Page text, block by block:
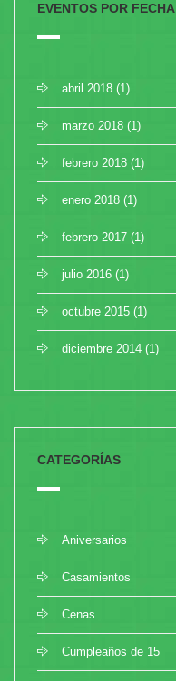
EVENTOS POR FECHA
abril 2018 (1)
marzo 2018 (1)
febrero 2018 (1)
enero 2018 (1)
febrero 2017 (1)
julio 2016 (1)
octubre 2015 (1)
diciembre 2014 (1)
CATEGORÍAS
Aniversarios
Casamientos
Cenas
Cumpleaños de 15